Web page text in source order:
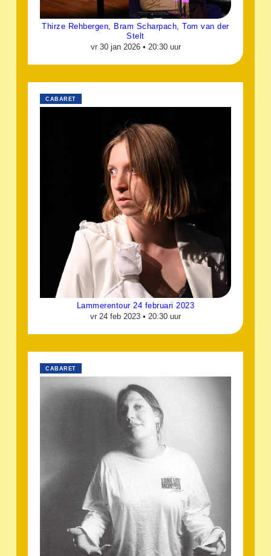
Thirze Rehbergen, Bram Scharpach, Tom van der
Stelt
vr 30 jan 2026 • 20:30 uur
CABARET
Lammerentour 24 februari 2023
vr 24 feb 2023 • 20:30 uur
CABARET